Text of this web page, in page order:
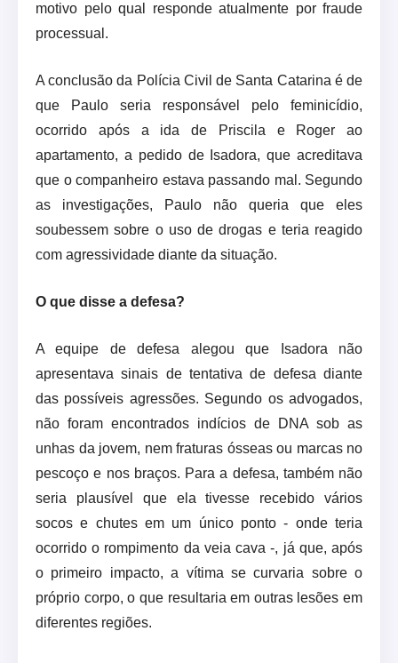
motivo pelo qual responde atualmente por fraude
processual.
A conclusão da Polícia Civil de Santa Catarina é de
que Paulo seria responsável pelo feminicídio,
ocorrido após a ida de Priscila e Roger ao
apartamento, a pedido de Isadora, que acreditava
que o companheiro estava passando mal. Segundo
as investigações, Paulo não queria que eles
soubessem sobre o uso de drogas e teria reagido
com agressividade diante da situação.
O que disse a defesa?
A equipe de defesa alegou que Isadora não
apresentava sinais de tentativa de defesa diante
das possíveis agressões. Segundo os advogados,
não foram encontrados indícios de DNA sob as
unhas da jovem, nem fraturas ósseas ou marcas no
pescoço e nos braços. Para a defesa, também não
seria plausível que ela tivesse recebido vários
socos e chutes em um único ponto - onde teria
ocorrido o rompimento da veia cava -, já que, após
o primeiro impacto, a vítima se curvaria sobre o
próprio corpo, o que resultaria em outras lesões em
diferentes regiões.